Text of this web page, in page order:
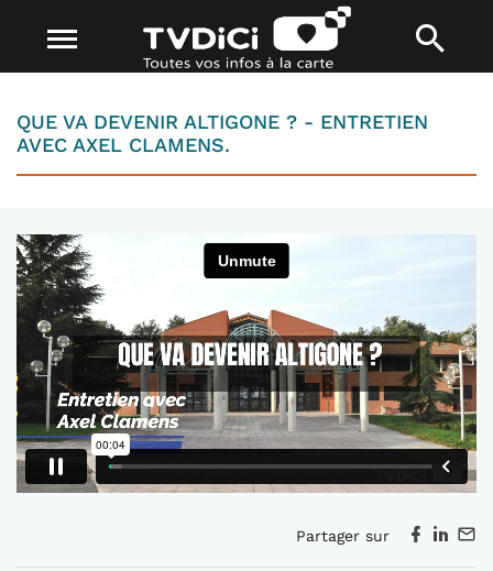
QUE VA DEVENIR ALTIGONE ? - ENTRETIEN
AVEC AXEL CLAMENS.
Partager sur